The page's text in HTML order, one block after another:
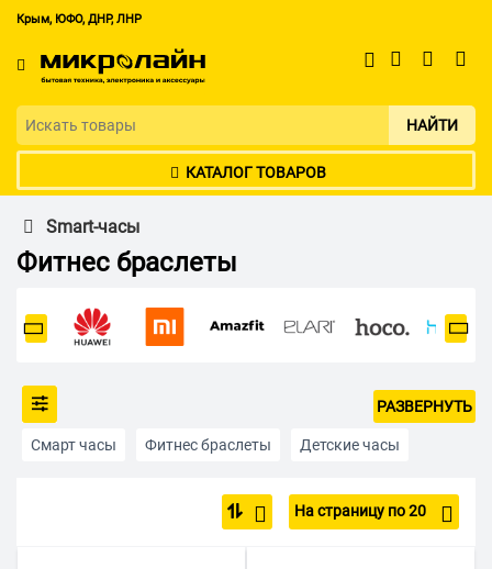
Крым, ЮФО, ДНР, ЛНР
НАЙТИ
КАТАЛОГ ТОВАРОВ
Smart-часы
Фитнес браслеты
Смарт часы Фитнес браслеты Детские часы
Samsung
РАЗВЕРНУТЬ
На страницу по 20